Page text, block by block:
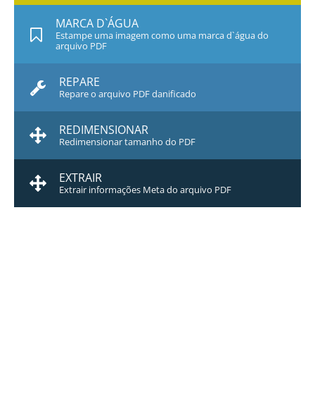
MARCA D`ÁGUA
Estampe uma imagem como uma marca d`água do
arquivo PDF
REPARE
Repare o arquivo PDF danificado
REDIMENSIONAR
Redimensionar tamanho do PDF
EXTRAIR
Extrair informações Meta do arquivo PDF